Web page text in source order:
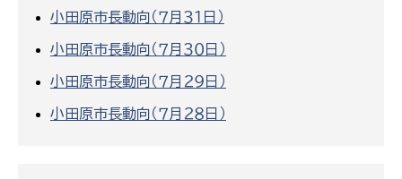
小田原市長動向（７月３１日）
小田原市長動向（７月３０日）
小田原市長動向（７月２９日）
小田原市長動向（７月２８日）